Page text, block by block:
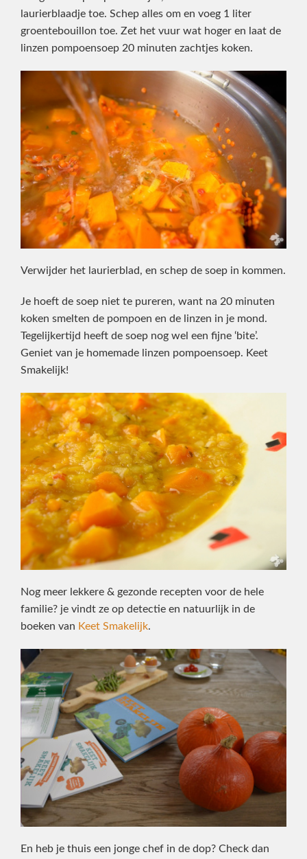
laurierblaadje toe. Schep alles om en voeg 1 liter
groentebouillon toe. Zet het vuur wat hoger en laat de
linzen pompoensoep 20 minuten zachtjes koken.
Verwijder het laurierblad, en schep de soep in kommen.
Je hoeft de soep niet te pureren, want na 20 minuten
koken smelten de pompoen en de linzen in je mond.
Tegelijkertijd heeft de soep nog wel een fijne ‘bite’.
Geniet van je homemade linzen pompoensoep. Keet
Smakelijk!
Nog meer lekkere & gezonde recepten voor de hele
familie? je vindt ze op detectie en natuurlijk in de
boeken van Keet Smakelijk.
En heb je thuis een jonge chef in de dop? Check dan